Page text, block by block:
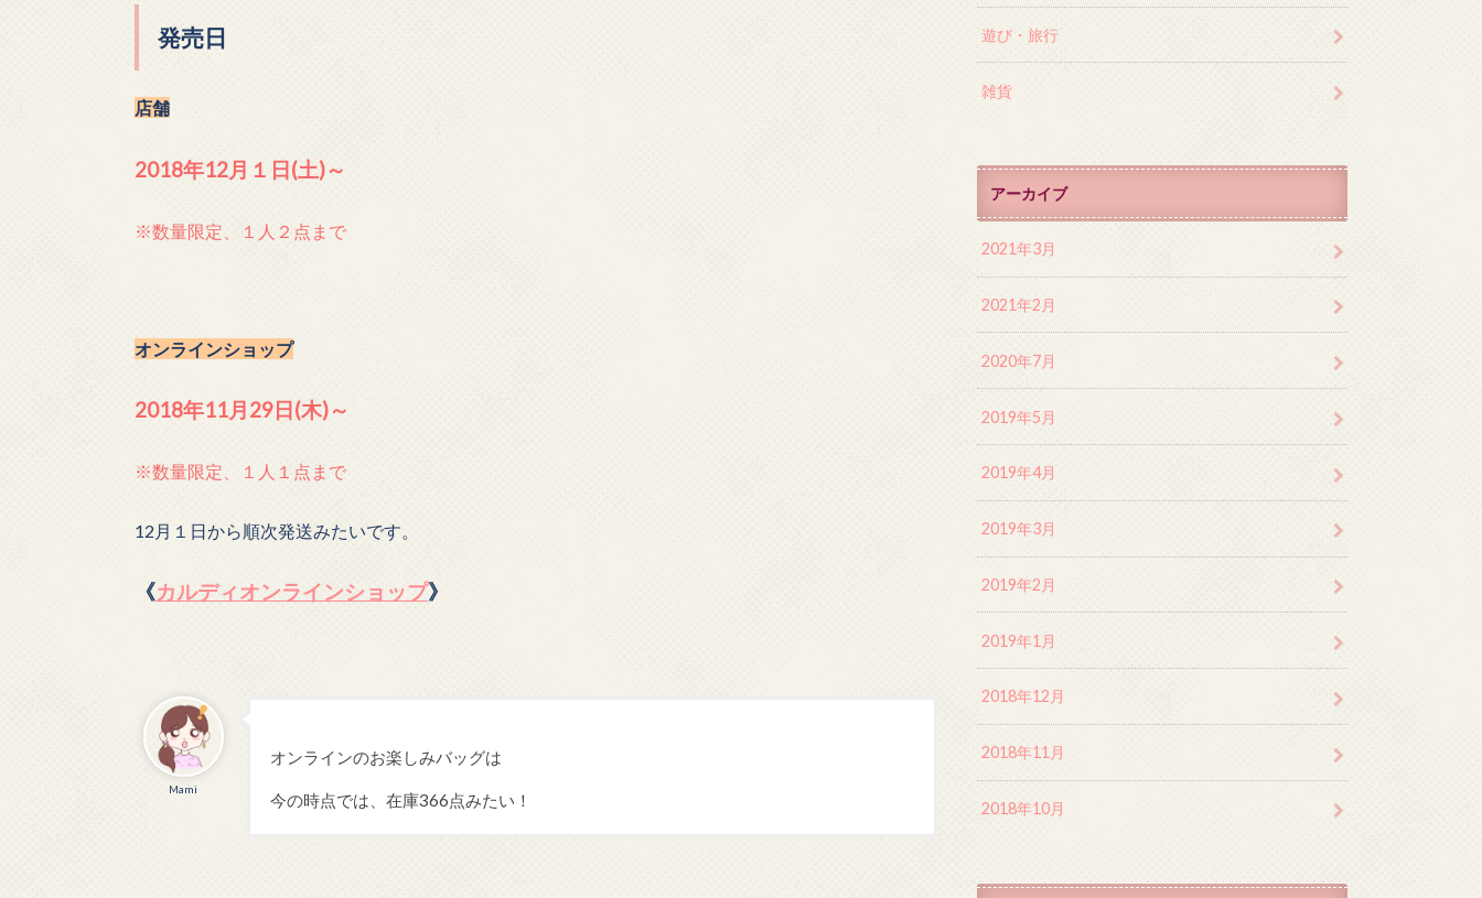
発売日
店舗
2018年12月１日(土)～
※数量限定、１人２点まで
オンラインショップ
2018年11月29日(木)～
※数量限定、１人１点まで
12月１日から順次発送みたいです。
《カルディオンラインショップ》
Mami
オンラインのお楽しみバッグは
今の時点では、在庫366点みたい！
遊び・旅行
雑貨
アーカイブ
2021年3月
2021年2月
2020年7月
2019年5月
2019年4月
2019年3月
2019年2月
2019年1月
2018年12月
2018年11月
2018年10月